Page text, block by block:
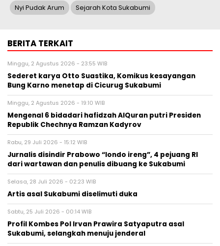
Nyi Pudak Arum Sejarah Kota Sukabumi
BERITA TERKAIT
Minggu, 2 Agustus 2026 - 23:55 WIB
Sederet karya Otto Suastika, Komikus kesayangan
Bung Karno menetap di Cicurug Sukabumi
Minggu, 2 Agustus 2026 - 19:10 WIB
Mengenal 6 bidadari hafidzah AlQuran putri Presiden
Republik Chechnya Ramzan Kadyrov
Rabu, 29 Juli 2026 - 15:12 WIB
Jurnalis disindir Prabowo “londo ireng”, 4 pejuang RI
dari wartawan dan penulis dibuang ke Sukabumi
Selasa, 28 Juli 2026 - 02:23 WIB
Artis asal Sukabumi diselimuti duka
Sabtu, 25 Juli 2026 - 00:14 WIB
Profil Kombes Pol Irvan Prawira Satyaputra asal
Sukabumi, selangkah menuju jenderal